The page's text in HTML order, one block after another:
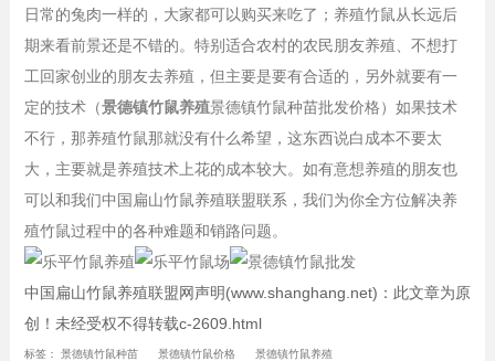
日常的兔肉一样的，大家都可以购买来吃了；养殖竹鼠从长远后
期来看前景还是不错的。特别适合农村的农民朋友养殖、不想打
工回家创业的朋友去养殖，但主要是要有合适的，另外就要有一
定的技术（景德镇竹鼠养殖景德镇竹鼠种苗批发价格）如果技术
不行，那养殖竹鼠那就没有什么希望，这东西说白成本不要太
大，主要就是养殖技术上花的成本较大。如有意想养殖的朋友也
可以和我们中国扁山竹鼠养殖联盟联系，我们为你全方位解决养
殖竹鼠过程中的各种难题和销路问题。
中国扁山竹鼠养殖联盟网声明(www.shanghang.net)：此文章为原
创！未经受权不得转载c-2609.html
标签： 景德镇竹鼠种苗 景德镇竹鼠价格 景德镇竹鼠养殖